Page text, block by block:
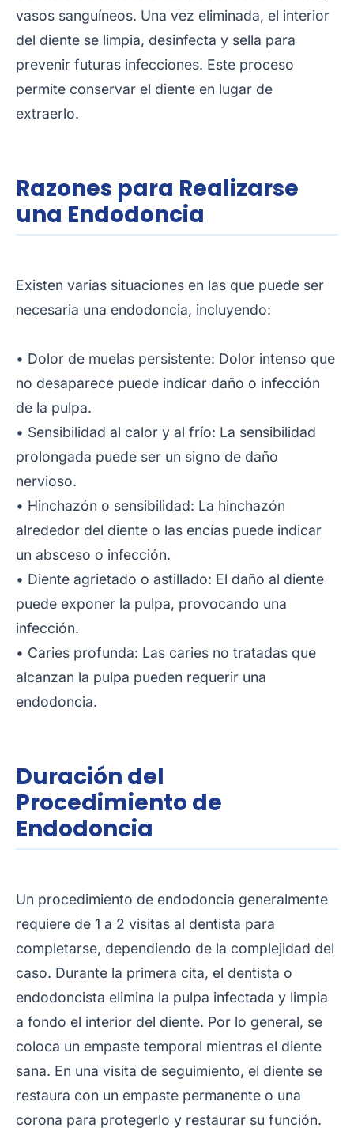
vasos sanguíneos. Una vez eliminada, el interior
del diente se limpia, desinfecta y sella para
prevenir futuras infecciones. Este proceso
permite conservar el diente en lugar de
extraerlo.
Razones para Realizarse
una Endodoncia
Existen varias situaciones en las que puede ser
necesaria una endodoncia, incluyendo:
• Dolor de muelas persistente: Dolor intenso que
no desaparece puede indicar daño o infección
de la pulpa.
• Sensibilidad al calor y al frío: La sensibilidad
prolongada puede ser un signo de daño
nervioso.
• Hinchazón o sensibilidad: La hinchazón
alrededor del diente o las encías puede indicar
un absceso o infección.
• Diente agrietado o astillado: El daño al diente
puede exponer la pulpa, provocando una
infección.
• Caries profunda: Las caries no tratadas que
alcanzan la pulpa pueden requerir una
endodoncia.
Duración del
Procedimiento de
Endodoncia
Un procedimiento de endodoncia generalmente
requiere de 1 a 2 visitas al dentista para
completarse, dependiendo de la complejidad del
caso. Durante la primera cita, el dentista o
endodoncista elimina la pulpa infectada y limpia
a fondo el interior del diente. Por lo general, se
coloca un empaste temporal mientras el diente
sana. En una visita de seguimiento, el diente se
restaura con un empaste permanente o una
corona para protegerlo y restaurar su función.